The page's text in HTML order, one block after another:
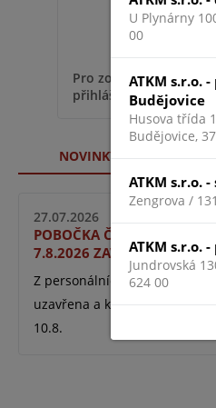
Pro zobrazení
přihlášený
NOVINKY WEBU
27.07.2026
POBOČKA ČESKÉ
7.8.2026 ZAVŘENA
Z personálních důvodů je
uzavřena a k dispozici
10.8.
U Plynárny
00
ATKM s.r.o.
Budějovice
Husova třída
Budějovice,
ATKM s.r.o.
Zengrova /
ATKM s.r.o.
Jundrovská
624 00